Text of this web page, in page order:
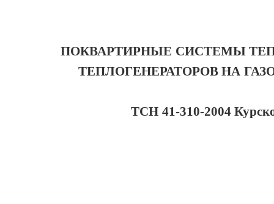
ПОКВАРТИРНЫЕ СИСТЕМЫ
ТЕПЛОГЕНЕРАТОРОВ НА
TCH 41-310-2004